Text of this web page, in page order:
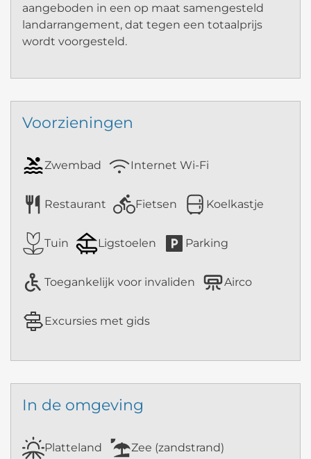
aangeboden in een op maat samengesteld
landarrangement, dat tegen een totaalprijs
wordt voorgesteld.
Voorzieningen
Zwembad Internet Wi-Fi
Restaurant Fietsen Koelkastje
Tuin Ligstoelen Parking
Toegankelijk voor invaliden Airco
Excursies met gids
In de omgeving
Platteland Zee (zandstrand)